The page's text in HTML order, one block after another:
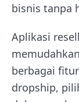
bisnis tanpa
Aplikasi
berbagai
dropship,